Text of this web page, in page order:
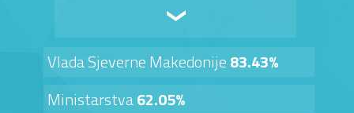
Vlada Sjeverne Makedonije83.43%
Ministarstva62.05%